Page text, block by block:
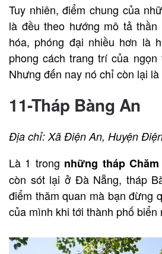
Tuy nhiên, điểm chung của
là đều theo hướng mô tả thần
hóa, phóng đại nhiều hơn là
phong cách trang trí của
Nhưng đến nay nó chỉ còn lại
11-Tháp Bàng An
Địa chỉ: Xã Điện An, Huyện
Là 1 trong những tháp
còn sót lại ở Đà Nẵng, tháp
điểm thăm quan mà bạn đừng
của mình khi tới thành phố biển